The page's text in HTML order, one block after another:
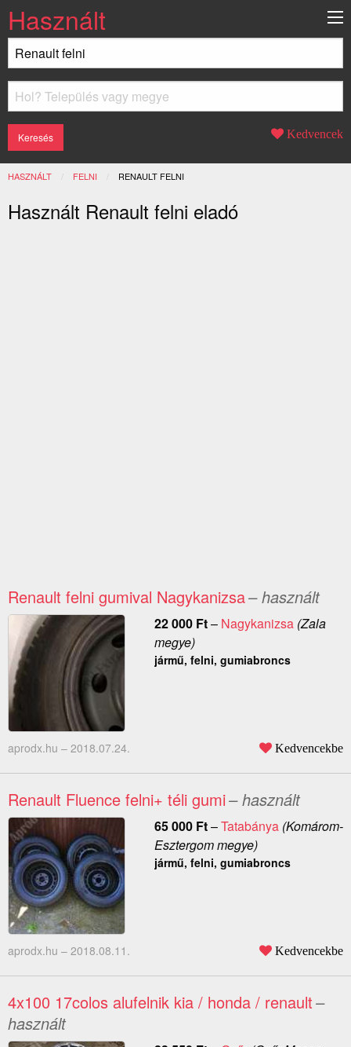
Használt
Kedvencek
HASZNÁLT FELNI JELENLEGI:
RENAULT FELNI
Használt Renault felni eladó
Renault felni gumival Nagykanizsa– használt
22 000 Ft– Nagykanizsa(Zala
megye)
jármű, felni, gumiabroncs
aprodx.hu – 2018.07.24. Kedvencekbe
Renault Fluence felni+ téli gumi– használt
65 000 Ft–Tatabánya(Komárom-
Esztergom megye)
jármű, felni, gumiabroncs
aprodx.hu – 2018.08.11. Kedvencekbe
4x100 17colos alufelnik kia / honda / renault–
használt